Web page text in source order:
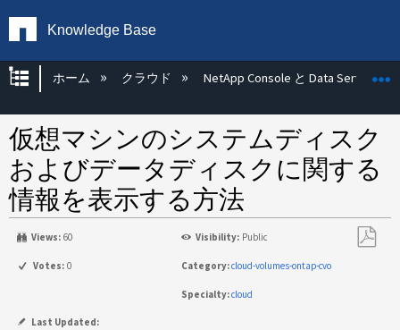
Knowledge Base
グローバル階層を展開/折りたたむ
ホーム クラウド NetApp Console と Data Services
仮想マシンのシステムディスク
およびデータディスクに関する
情報を表示する方法
Views: 60 Visibility: Public
Votes: 0 Category:cloud-volumes-ontap-cvo
Specialty:cloud
Last Updated: